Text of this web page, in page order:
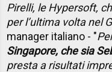
Pirelli, le Hypersoft,
per l’ultima volta nel
manager italiano - "
Singapore, che sia
presta a risultati